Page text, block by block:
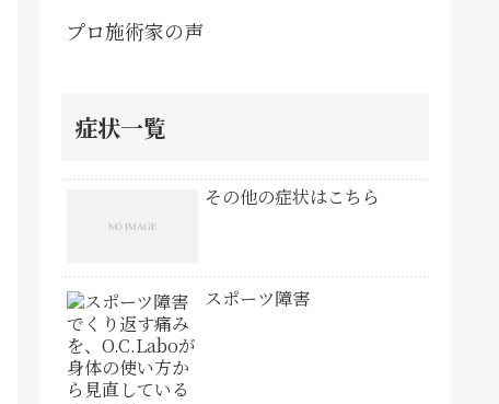
プロ施術家の声
症状一覧
その他の症状はこちら
スポーツ障害